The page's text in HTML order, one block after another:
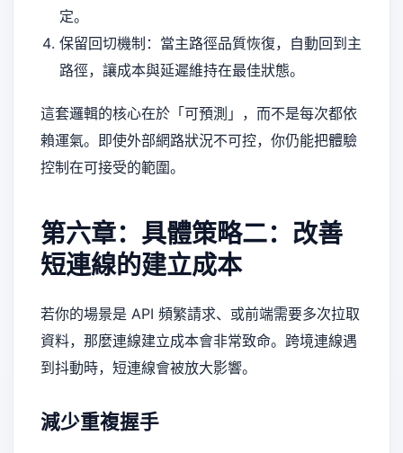
定。
保留回切機制：當主路徑品質恢復，自動回到主
路徑，讓成本與延遲維持在最佳狀態。
這套邏輯的核心在於「可預測」，而不是每次都依
賴運氣。即使外部網路狀況不可控，你仍能把體驗
控制在可接受的範圍。
第六章：具體策略二：改善
短連線的建立成本
若你的場景是 API 頻繁請求、或前端需要多次拉取
資料，那麼連線建立成本會非常致命。跨境連線遇
到抖動時，短連線會被放大影響。
減少重複握手